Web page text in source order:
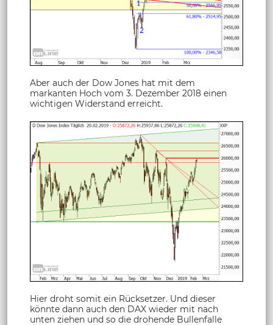
Aber auch der Dow Jones hat mit dem
markanten Hoch vom 3. Dezember 2018 einen
wichtigen Widerstand erreicht.
Hier droht somit ein Rücksetzer. Und dieser
könnte dann auch den DAX wieder mit nach
unten ziehen und so die drohende Bullenfalle